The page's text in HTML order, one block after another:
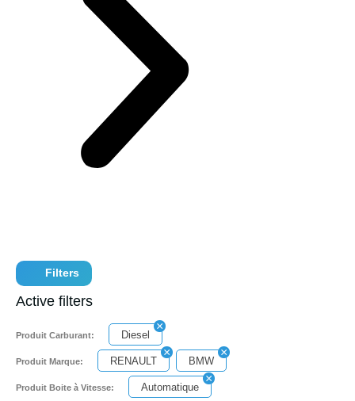
Filters
Active filters
Produit Carburant: Diesel
Produit Marque: RENAULT BMW
Produit Boite à Vitesse: Automatique